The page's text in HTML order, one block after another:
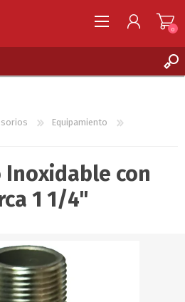
0
Equipamiento
Inoxidable con
1 1/4"